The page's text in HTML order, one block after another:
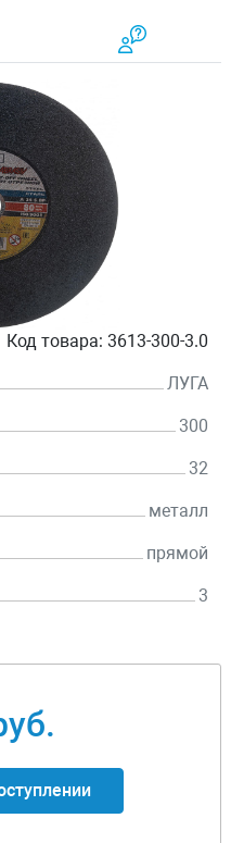
Код товара: 3613-300-3.0
ЛУГА
300
32
металл
прямой
3